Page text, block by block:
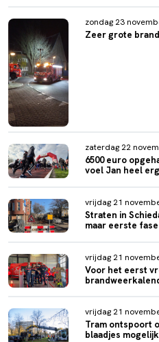
zondag 23
Zeer grote
zaterdag 22
6500 euro
voel Jan heel erg
vrijdag 21
Straten in
maar eerste
vrijdag 21
Voor het eerst
vrijdag 21
Tram ontspoort
blaadjes